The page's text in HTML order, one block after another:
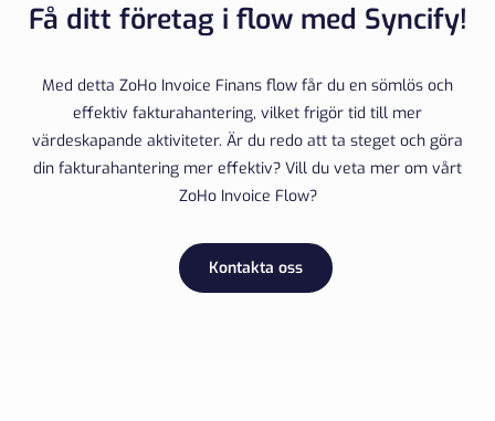
Få ditt företag i flow med Syncify!
Med detta ZoHo Invoice Finans flow får du en sömlös och
effektiv fakturahantering, vilket frigör tid till mer
värdeskapande aktiviteter. Är du redo att ta steget och göra
din fakturahantering mer effektiv? Vill du veta mer om vårt
ZoHo Invoice Flow?
Kontakta oss